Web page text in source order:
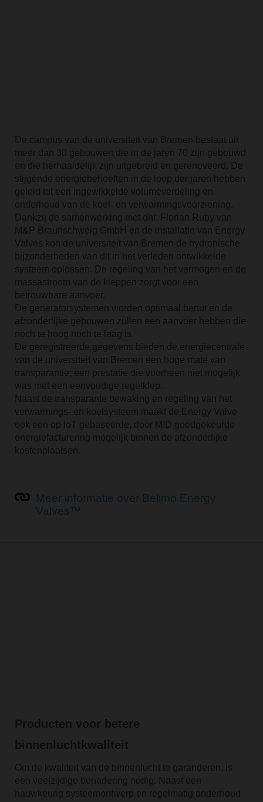
De campus van de universiteit van Bremen bestaat uit
meer dan 30 gebouwen die in de jaren 70 zijn gebouwd
en die herhaaldelijk zijn uitgebreid en gerenoveerd. De
stijgende energiebehoeften in de loop der jaren hebben
geleid tot een ingewikkelde volumeverdeling en
onderhoud van de koel- en verwarmingsvoorziening.
Dankzij de samenwerking met dhr. Florian Ruby van
M&P Braunschweig GmbH en de installatie van Energy
Valves kon de universiteit van Bremen de hydronische
bijzonderheden van dit in het verleden ontwikkelde
systeem oplossen. De regeling van het vermogen en de
massastroom van de kleppen zorgt voor een
betrouwbare aanvoer.
De generatorsystemen worden optimaal benut en de
afzonderlijke gebouwen zullen een aanvoer hebben die
noch te hoog noch te laag is.
De geregistreerde gegevens bieden de energiecentrale
van de universiteit van Bremen een hoge mate van
transparantie; een prestatie die voorheen niet mogelijk
was met een eenvoudige regelklep.
Naast de transparante bewaking en regeling van het
verwarmings- en koelsysteem maakt de Energy Valve
ook een op IoT gebaseerde, door MID goedgekeurde
energiefacturering mogelijk binnen de afzonderlijke
kostenplaatsen.
Producten voor betere
binnenluchtkwaliteit
Om de kwaliteit van de binnenlucht te garanderen, is
een veelzijdige benadering nodig. Naast een
nauwkeurig systeemontwerp en regelmatig onderhoud